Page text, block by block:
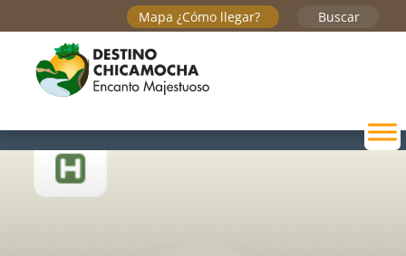
Buscar
Mapa ¿Cómo llegar?